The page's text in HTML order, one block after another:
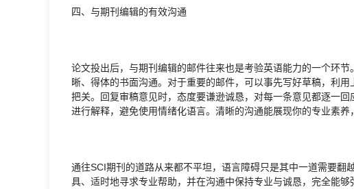
四、与期刊编辑的有效沟通
论文投出后，与期刊编辑的邮件往来也是考验英语能力的一个环
晰、得体的书面沟通。对于重要的邮件，可以事先写好草稿，利
把关。回复审稿意见时，态度要谦逊诚恳，对每一条意见都逐一
进行解释，避免使用情绪化语言。清晰的沟通能展现你的专业素养
通往SCI期刊的道路从来都不平坦，语言障碍只是其中一道需要翻
具、适时地寻求专业帮助，并在沟通中保持专业与诚恳，完全能